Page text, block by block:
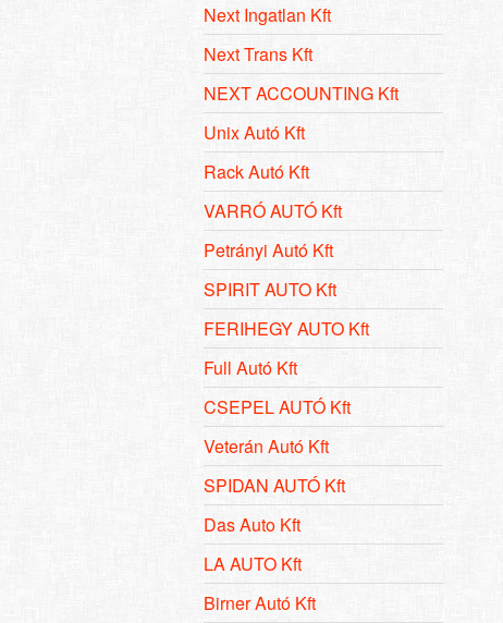
Next Ingatlan Kft
Next Trans Kft
NEXT ACCOUNTING Kft
Unix Autó Kft
Rack Autó Kft
VARRÓ AUTÓ Kft
Petrányi Autó Kft
SPIRIT AUTO Kft
FERIHEGY AUTO Kft
Full Autó Kft
CSEPEL AUTÓ Kft
Veterán Autó Kft
SPIDAN AUTÓ Kft
Das Auto Kft
LA AUTO Kft
Birner Autó Kft